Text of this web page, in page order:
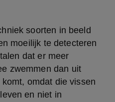
soorten in beeld
moeilijk te detecteren
dat er meer
zwemmen dan uit
omdat die vissen
en niet in